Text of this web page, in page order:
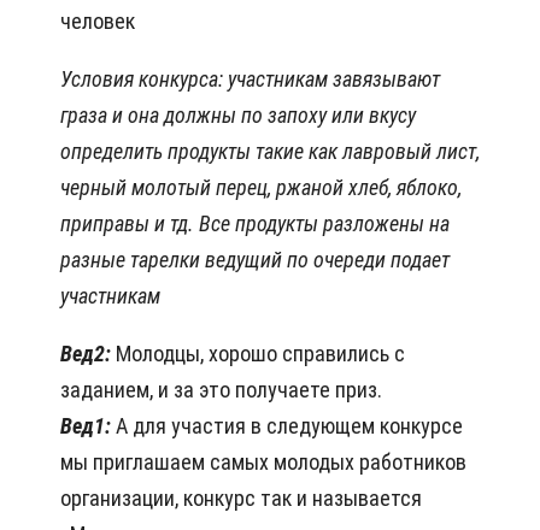
человек
Условия конкурса: участникам завязывают
граза и она должны по запоху или вкусу
определить продукты такие как лавровый лист,
черный молотый перец, ржаной хлеб, яблоко,
приправы и тд. Все продукты разложены на
разные тарелки ведущий по очереди подает
участникам
Вед2: Молодцы, хорошо справились с
заданием, и за это получаете приз.
Вед1:А для участия в следующем конкурсе
мы приглашаем самых молодых работников
организации, конкурс так и называется